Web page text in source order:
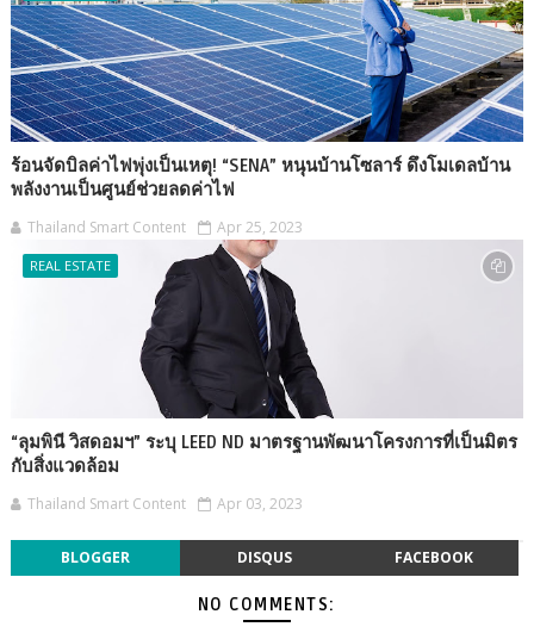
ร้อนจัดบิลค่าไฟพุ่งเป็นเหตุ! “SENA” หนุนบ้านโซลาร์ ดึงโมเดลบ้าน
พลังงานเป็นศูนย์ช่วยลดค่าไฟ
Thailand Smart Content Apr 25, 2023
REAL ESTATE
“ลุมพินี วิสดอมฯ” ระบุ LEED ND มาตรฐานพัฒนาโครงการที่เป็นมิตร
กับสิ่งแวดล้อม
Thailand Smart Content Apr 03, 2023
BLOGGER DISQUS FACEBOOK
NO COMMENTS: